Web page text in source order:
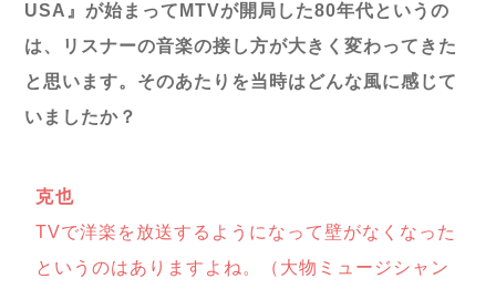
USA』が始まってMTVが開局した80年代というの
は、リスナーの音楽の接し方が大きく変わってきた
と思います。そのあたりを当時はどんな風に感じて
いましたか？
克也
TVで洋楽を放送するようになって壁がなくなった
というのはありますよね。（大物ミュージシャン